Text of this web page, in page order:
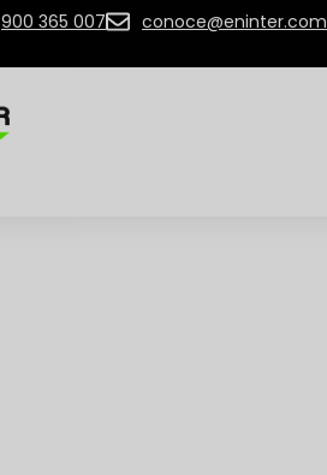
900 365 007 conoce@eninter.com